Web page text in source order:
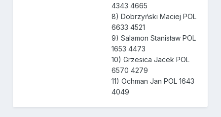
4343 4665
8) Dobrzyński Maciej POL
6633 4521
9) Salamon Stanisław POL
1653 4473
10) Grzesica Jacek POL
6570 4279
11) Ochman Jan POL 1643
4049